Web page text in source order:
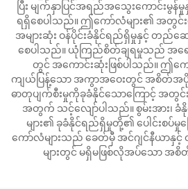
ပြီး မျက်နှာပြင်အရည်အသွေးကောင်းမွ
ရရှိစေပါသည်။ ဤကော်လံများ၏ အတွင်
အများဆုံး ဝန်ပိုင်းခံနိုင်ရည်ရှိမှုနှင့် တည်ဆ
စေပါသည်။ ယုံကြည်စိတ်ချရမှုသည် အရေး
တွင် အကောင်းဆုံးဖြစ်ပါသည်။ ဤက
ကျယ်ပြန့်သော အကွာအဝေးတွင် အစိတ်အပိုင်
ဓာတုပျက်စီးမှုကိုခုခံနိုင်သောကြောင့် အတွင်းပို
အတွက် သင့်လျော်ပါသည်။ စွမ်းအား၊
များ၏ ခုခံနိုင်ရည်ရှိမှုတို့၏ ပေါင်းစပ်
ကော်လံများသည် ခေတ်မှီ အင်ဂျင်နီယာနှ
များတွင် မရှိမဖြစ်လိုအပ်သော အစိ